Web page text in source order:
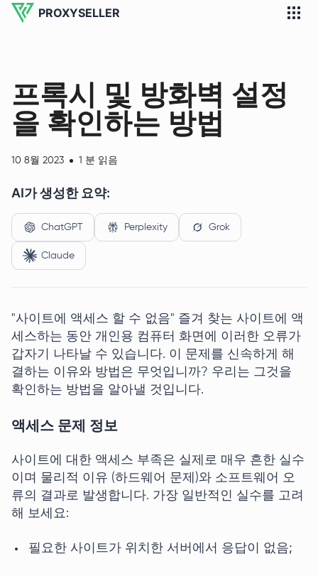
PROXYSELLER
프록시 및 방화벽 설정
을 확인하는 방법
10 8월 2023 1 분 읽음
AI가 생성한 요약:
ChatGPT Perplexity Grok
Claude
"사이트에 액세스 할 수 없음" 즐겨 찾는 사이트에 액
세스하는 동안 개인용 컴퓨터 화면에 이러한 오류가
갑자기 나타날 수 있습니다. 이 문제를 신속하게 해
결하는 이유와 방법은 무엇입니까? 우리는 그것을
확인하는 방법을 알아낼 것입니다.
액세스 문제 정보
사이트에 대한 액세스 부족은 실제로 매우 흔한 실수
이며 물리적 이유 (하드웨어 문제)와 소프트웨어 오
류의 결과로 발생합니다. 가장 일반적인 실수를 고려
해 보세요:
필요한 사이트가 위치한 서버에서 응답이 없음;